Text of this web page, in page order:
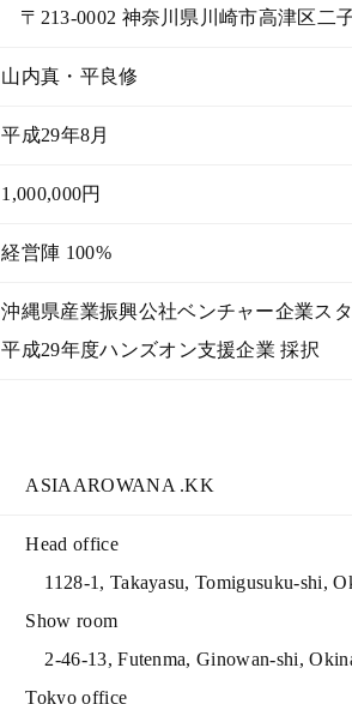
〒213-0002 神奈川県川崎市高津区二
山内真・平良修
平成29年8月
1,000,000円
経営陣 100%
沖縄県産業振興公社ベンチャー企業ス
平成29年度ハンズオン支援企業 採択
ASIAAROWANA .KK
Head office
1128-1, Takayasu, Tomigusuku-shi,
Show room
2-46-13, Futenma, Ginowan-shi,
Tokyo office